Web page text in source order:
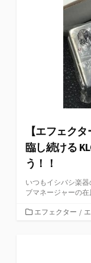
【エフェク
臨し続ける
う！！
いつもイシバシ楽
ブマネージャーの
カエフェクター /